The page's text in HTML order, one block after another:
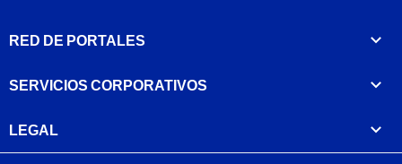
RED DE PORTALES
SERVICIOS CORPORATIVOS
LEGAL